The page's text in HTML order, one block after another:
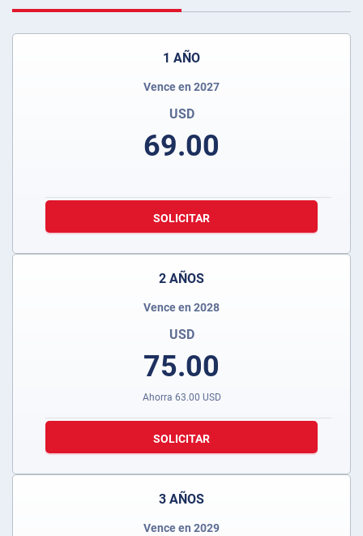
1 AÑO
Vence en 2027
USD
69.00
SOLICITAR
2 AÑOS
Vence en 2028
USD
75.00
Ahorra 63.00 USD
SOLICITAR
3 AÑOS
Vence en 2029